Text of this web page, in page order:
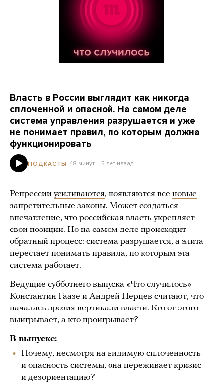
Власть в России выглядит как никогда
сплоченной и опасной. На самом деле
система управления разрушается и уже
не понимает правил, по которым должна
функционировать
ПОДКАСТЫ 48 минут 5 лет назад
Репрессии усиливаются, появляются все новые
запретительные законы. Может создаться
впечатление, что российская власть укрепляет
свои позиции. Но на самом деле происходит
обратный процесс: система разрушается, а элита
перестает понимать правила, по которым эта
система работает.
Ведущие субботнего выпуска «Что случилось»
Константин Гаазе и Андрей Перцев считают, что
началась эрозия вертикали власти. Кто от этого
выигрывает, а кто проигрывает?
В выпуске:
Почему, несмотря на видимую сплоченность
и опасность системы, она переживает кризис
и дезориентацию?